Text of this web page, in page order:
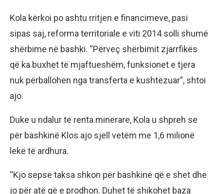
Kola kërkoi po ashtu rritjen e financimeve, pasi
sipas saj, reforma territoriale e viti 2014 solli shumë
shërbime në bashki. “Përveç shërbimit zjarrfikës
që ka buxhet të mjaftueshëm, funksionet e tjera
nuk përballohen nga transferta e kushtëzuar”, shtoi
ajo.
Duke u ndalur te renta minerare, Kola u shpreh se
për bashkinë Klos ajo sjell vetëm me 1,6 milionë
lekë të ardhura.
“Kjo sepse taksa shkon për bashkinë që e shet dhe
jo për atë që e prodhon. Duhet të shikohet baza